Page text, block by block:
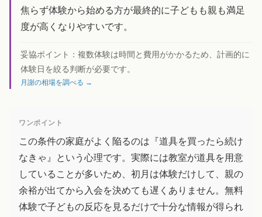
焦らず体験から始める方が最終的に子どもも親も満足
度が高くなりやすいです。
妥協ポイント： 複数体験は時間と費用がかかるため、計画的に
体験日を絞る判断が必要です。
月謝の相場を調べる →
ワンポイント
この条件の家庭がよく陥るのは『道具を買ったら続け
なきゃ』という心理です。実際には教室が道具を用意
していることが多いため、初月は体験だけして、親の
余裕が出てから入会を決めても遅くありません。無料
体験で子どもの反応を見るだけで十分な情報が得られ